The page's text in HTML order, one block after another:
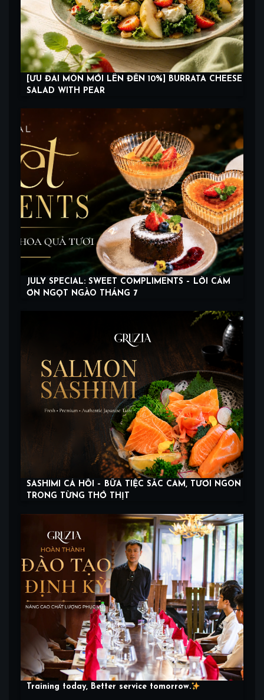
[ƯU ĐÃI MÓN MỚI LÊN ĐẾN 10%] BURRATA CHEESE
SALAD WITH PEAR
JULY SPECIAL: SWEET COMPLIMENTS – LỜI CẢM
ƠN NGỌT NGÀO THÁNG 7
SASHIMI CÁ HỒI – BỮA TIỆC SẮC CAM, TƯƠI NGON
TRONG TỪNG THỚ THỊT
Training today, Better service tomorrow.